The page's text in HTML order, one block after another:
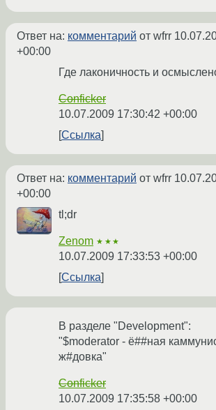
Ответ на: комментарий от wfrr
+00:00
Где лаконичность и
Conficker
10.07.2009 17:30:42 +00:00
Ссылка
Ответ на: комментарий от wfrr
+00:00
tl;dr
Zenom ★★★
10.07.2009 17:33:53 +00:00
Ссылка
В разделе "Development":
"$moderator - ё##ная
ж#довка"
Conficker
10.07.2009 17:35:58 +00:00